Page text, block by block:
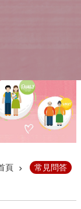
頁 常見問答